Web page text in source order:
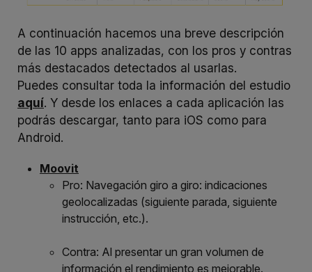
A continuación hacemos una breve descripción
de las 10 apps analizadas, con los pros y contras
más destacados detectados al usarlas.
Puedes consultar toda la información del estudio
aquí. Y desde los enlaces a cada aplicación las
podrás descargar, tanto para iOS como para
Android.
Moovit
Pro: Navegación giro a giro: indicaciones
geolocalizadas (siguiente parada, siguiente
instrucción, etc.).
Contra: Al presentar un gran volumen de
información el rendimiento es mejorable.